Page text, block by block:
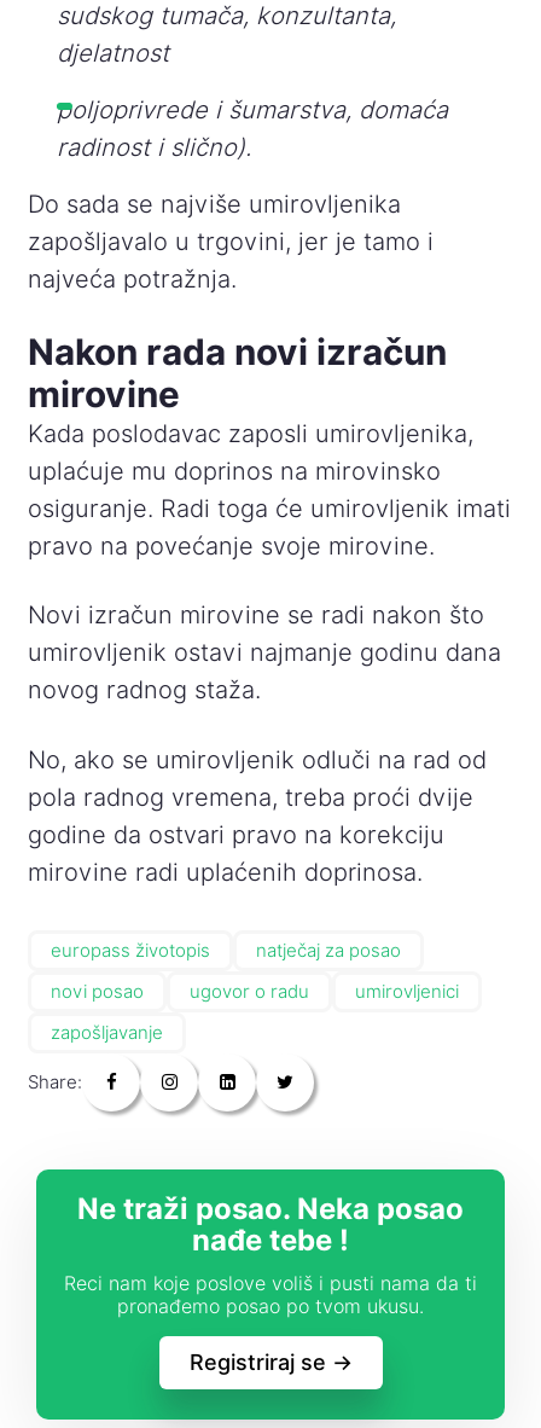
sudskog tumača, konzultanta,
djelatnost
poljoprivrede i šumarstva, domaća
radinost i slično).
Do sada se najviše umirovljenika
zapošljavalo u trgovini, jer je tamo i
najveća potražnja.
Nakon rada novi izračun
mirovine
Kada poslodavac zaposli umirovljenika,
uplaćuje mu doprinos na mirovinsko
osiguranje. Radi toga će umirovljenik imati
pravo na povećanje svoje mirovine.
Novi izračun mirovine se radi nakon što
umirovljenik ostavi najmanje godinu dana
novog radnog staža.
No, ako se umirovljenik odluči na rad od
pola radnog vremena, treba proći dvije
godine da ostvari pravo na korekciju
mirovine radi uplaćenih doprinosa.
europass životopis
natječaj za posao
novi posao
ugovor o radu
umirovljenici
zapošljavanje
Share:
Ne traži posao. Neka posao
nađe tebe !
Reci nam koje poslove voliš i pusti nama da ti
pronađemo posao po tvom ukusu.
Registriraj se ->